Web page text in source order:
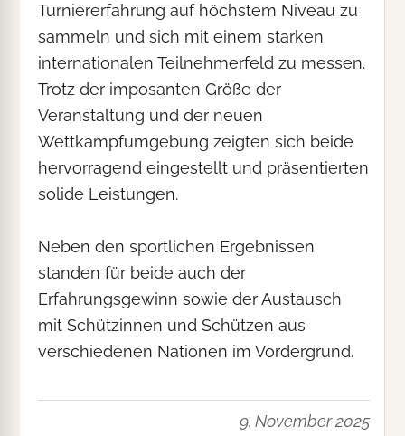
Turniererfahrung auf höchstem Niveau zu
sammeln und sich mit einem starken
internationalen Teilnehmerfeld zu messen.
Trotz der imposanten Größe der
Veranstaltung und der neuen
Wettkampfumgebung zeigten sich beide
hervorragend eingestellt und präsentierten
solide Leistungen.
Neben den sportlichen Ergebnissen
standen für beide auch der
Erfahrungsgewinn sowie der Austausch
mit Schützinnen und Schützen aus
verschiedenen Nationen im Vordergrund.
9. November 2025